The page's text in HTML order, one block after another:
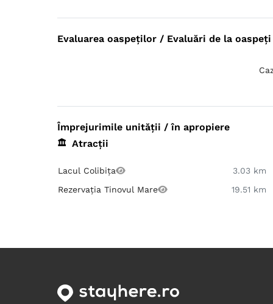
Evaluarea oaspeților / Evaluări de la
Împrejurimile unității / în apropiere
Atracții
Lacul Colibița
3.03 km
Rezervația Tinovul Mare
19.51 km